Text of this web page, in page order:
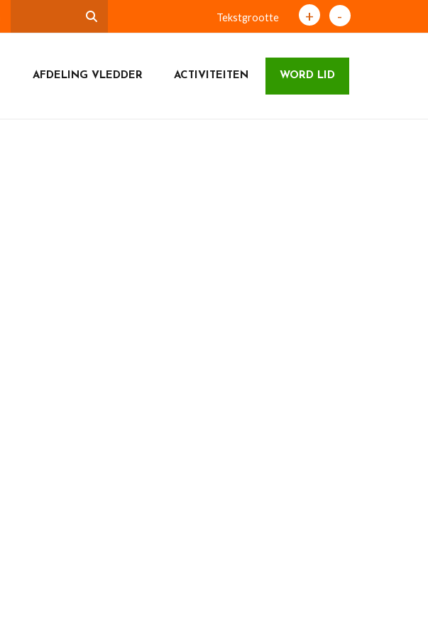
Tekstgrootte + -
AFDELING VLEDDER ACTIVITEITEN WORD LID